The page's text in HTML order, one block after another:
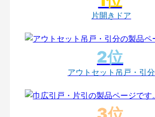
片開きドア
アウトセット吊戸・引分